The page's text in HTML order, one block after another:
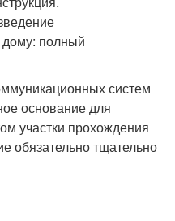
систем
основание для
участки прохождения
обязательно тщательно